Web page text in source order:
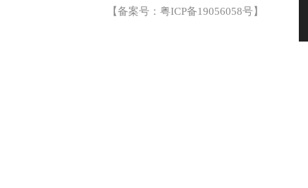
【备案号： 粤ICP备19056058号】